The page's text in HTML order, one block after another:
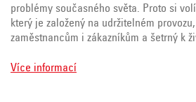
problémy současného světa. Proto si
který je založený na udržitelném
zaměstnancům i zákazníkům a šetrný k
Více informací